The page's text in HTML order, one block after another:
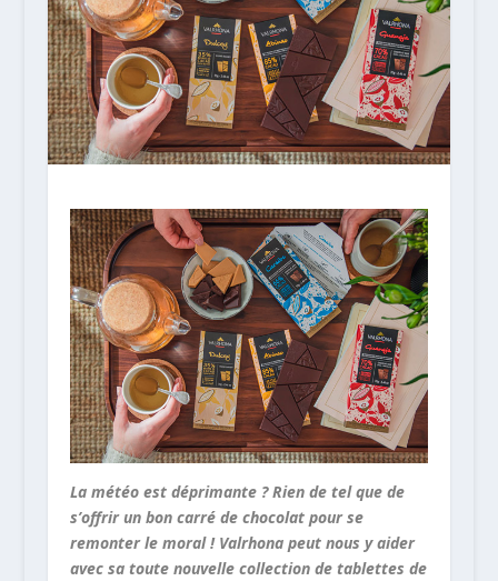
La météo est déprimante ? Rien de tel que de
s’offrir un bon carré de chocolat pour se
remonter le moral ! Valrhona peut nous y aider
avec sa toute nouvelle collection de tablettes de